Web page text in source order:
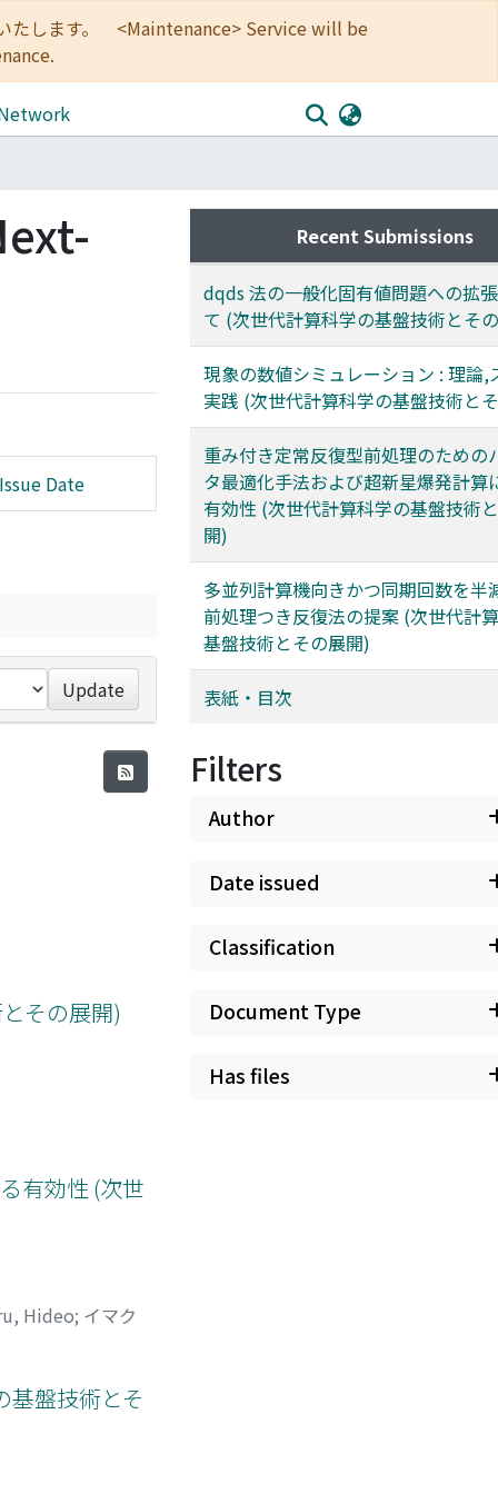
たします。 <Maintenance> Service will be
Date
Update
その展開)
有効性 (次世
Hideo; イマク
基盤技術とそ
Recent Submissions
dqds 法の一般化固有値問題への拡
て (次世代計算科学の基盤技術とそ
現象の数値シミュレーション : 理論,
実践 (次世代計算科学の基盤技術と
重み付き定常反復型前処理のための
タ最適化手法および超新星爆発計算
有効性 (次世代計算科学の基盤技術
開)
多並列計算機向きかつ同期回数を半
前処理つき反復法の提案 (次世代計
基盤技術とその展開)
表紙・目次
Filters
Author
Date issued
Classification
Document Type
Has files